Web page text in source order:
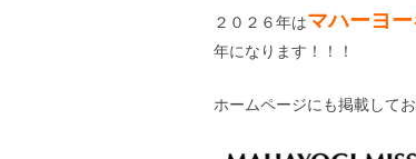
２０２６年はマハーヨ
年になります！！！
ホームページにも掲載して